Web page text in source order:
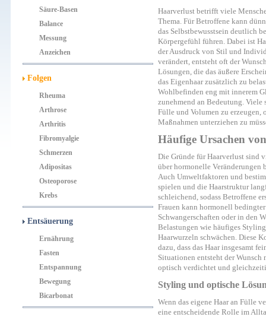
Haarverlust betrifft viele
Thema. Für Betroffene kann
das Selbstbewusstsein deutlich
Körpergefühl führen. Dabei ist
der Ausdruck von Stil und
verändert, entsteht oft der
Lösungen, die das äußere
das Eigenhaar zusätzlich zu
Wohlbefinden eng mit innerem
zunehmend an Bedeutung.
Fülle und Volumen zu erzeugen,
Maßnahmen unterziehen zu
Häufige Ursachen
Die Gründe für Haarverlust sind
über hormonelle Veränderungen
Auch Umweltfaktoren und
spielen und die Haarstruktur
schleichend, sodass Betroffene
Frauen kann hormonell
Schwangerschaften oder in den
Belastungen wie häufiges
Haarwurzeln schwächen. Diese
dazu, dass das Haar insgesamt
Situationen entsteht der
optisch verdichtet und
Styling und optische
Wenn das eigene Haar an Fülle
eine entscheidende Rolle im
Säure-Basen
Balance
Messung
Anzeichen
Folgen
Rheuma
Arthrose
Arthritis
Fibromyalgie
Schmerzen
Adipositas
Osteoporose
Krebs
Entsäuerung
Ernährung
Fasten
Entspannung
Bewegung
Bicarbonat